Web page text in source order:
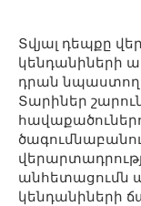
Տվյալ դեպքը
կենդանիների
դրան նպաստող
Տարիներ
անհետացումն
կենդանիների